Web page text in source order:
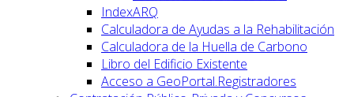
IndexARQ
Calculadora de Ayudas a la Rehabilitación
Calculadora de la Huella de Carbono
Libro del Edificio Existente
Acceso a GeoPortal.Registradores